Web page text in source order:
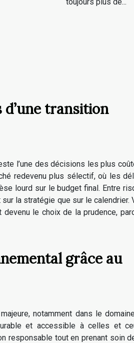
d’une transition
l’une des décisions les plus
redevenu plus sélectif, où les
lourd sur le budget final. Entre
la stratégie que sur le calendrier.
devenu le choix de la prudence,
grâce au
notamment dans le
et accessible à celles et
responsable tout en prenant soin